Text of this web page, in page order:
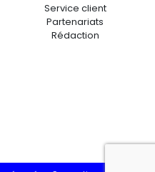
Service client
Partenariats
Rédaction